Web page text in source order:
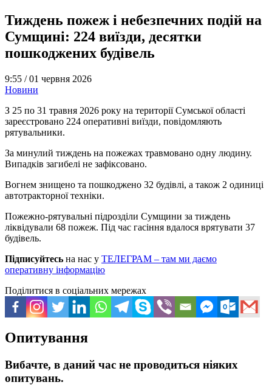
Тиждень пожеж і небезпечних подій на
Сумщині: 224 виїзди, десятки
пошкоджених будівель
9:55 /01 червня 2026
Новини
З 25 по 31 травня 2026 року на території Сумської області
зареєстровано 224 оперативні виїзди, повідомляють
рятувальники.
За минулий тиждень на пожежах травмовано одну людину.
Випадків загибелі не зафіксовано.
Вогнем знищено та пошкоджено 32 будівлі, а також 2 одиниці
автотракторної техніки.
Пожежно-рятувальні підрозділи Сумщини за тиждень
ліквідували 68 пожеж. Під час гасіння вдалося врятувати 37
будівель.
Підписуйтесь на нас у ТЕЛЕГРАМ – там ми даємо
оперативну інформацію
Поділитися в соціальних мережах
Опитування
Вибачте, в даний час не проводиться ніяких
опитувань.